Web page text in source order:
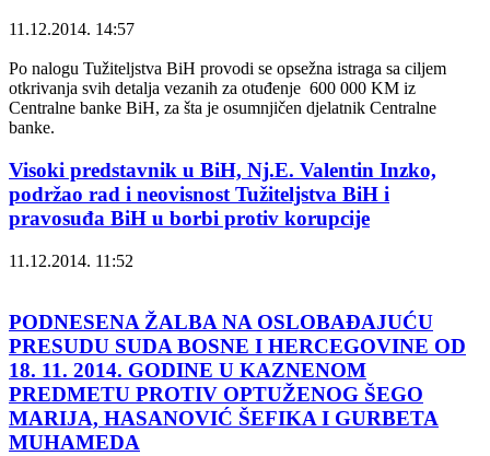
11.12.2014. 14:57
Po nalogu Tužiteljstva BiH provodi se opsežna istraga sa ciljem
otkrivanja svih detalja vezanih za otuđenje 600 000 KM iz
Centralne banke BiH, za šta je osumnjičen djelatnik Centralne
banke.
Visoki predstavnik u BiH, Nj.E. Valentin Inzko,
podržao rad i neovisnost Tužiteljstva BiH i
pravosuđa BiH u borbi protiv korupcije
11.12.2014. 11:52
PODNESENA ŽALBA NA OSLOBAĐAJUĆU
PRESUDU SUDA BOSNE I HERCEGOVINE OD
18. 11. 2014. GODINE U KAZNENOM
PREDMETU PROTIV OPTUŽENOG ŠEGO
MARIJA, HASANOVIĆ ŠEFIKA I GURBETA
MUHAMEDA